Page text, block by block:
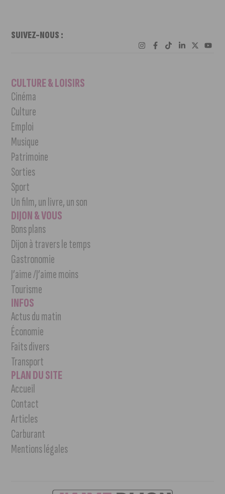
SUIVEZ-NOUS :
CULTURE & LOISIRS
Cinéma
Culture
Emploi
Musique
Patrimoine
Sorties
Sport
Un film, un livre, un son
DIJON & VOUS
Bons plans
Dijon à travers le temps
Gastronomie
J’aime /J’aime moins
Tourisme
INFOS
Actus du matin
Économie
Faits divers
Transport
PLAN DU SITE
Accueil
Contact
Articles
Carburant
Mentions légales